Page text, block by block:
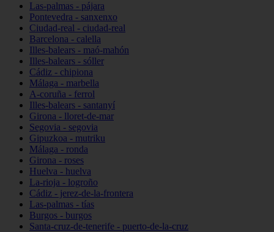
Las-palmas - pájara
Pontevedra - sanxenxo
Ciudad-real - ciudad-real
Barcelona - calella
Illes-balears - maó-mahón
Illes-balears - sóller
Cádiz - chipiona
Málaga - marbella
A-coruña - ferrol
Illes-balears - santanyí
Girona - lloret-de-mar
Segovia - segovia
Gipuzkoa - mutriku
Málaga - ronda
Girona - roses
Huelva - huelva
La-rioja - logroño
Cádiz - jerez-de-la-frontera
Las-palmas - tías
Burgos - burgos
Santa-cruz-de-tenerife - puerto-de-la-cruz